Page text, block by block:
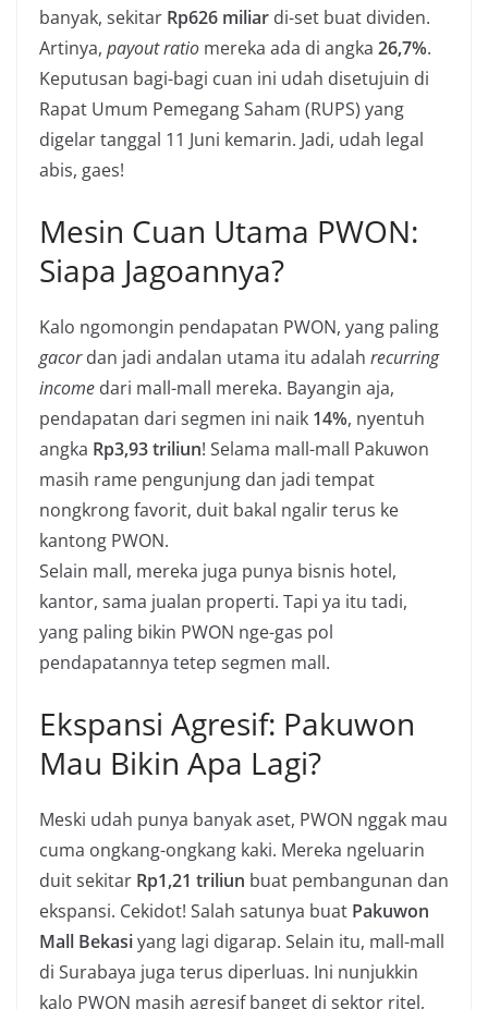
banyak, sekitar Rp626 miliar di-set buat dividen.
Artinya, payout ratio mereka ada di angka 26,7%.
Keputusan bagi-bagi cuan ini udah disetujuin di
Rapat Umum Pemegang Saham (RUPS) yang
digelar tanggal 11 Juni kemarin. Jadi, udah legal
abis, gaes!
Mesin Cuan Utama PWON:
Siapa Jagoannya?
Kalo ngomongin pendapatan PWON, yang paling
gacordan jadi andalan utama itu adalah recurring
income dari mall-mall mereka. Bayangin aja,
pendapatan dari segmen ini naik 14%, nyentuh
angka Rp3,93 triliun! Selama mall-mall Pakuwon
masih rame pengunjung dan jadi tempat
nongkrong favorit, duit bakal ngalir terus ke
kantong PWON.
Selain mall, mereka juga punya bisnis hotel,
kantor, sama jualan properti. Tapi ya itu tadi,
yang paling bikin PWON nge-gas pol
pendapatannya tetep segmen mall.
Ekspansi Agresif: Pakuwon
Mau Bikin Apa Lagi?
Meski udah punya banyak aset, PWON nggak mau
cuma ongkang-ongkang kaki. Mereka ngeluarin
duit sekitar Rp1,21 triliun buat pembangunan dan
ekspansi. Cekidot! Salah satunya buat Pakuwon
Mall Bekasiyang lagi digarap. Selain itu, mall-mall
di Surabaya juga terus diperluas. Ini nunjukkin
kalo PWON masih agresif banget di sektor ritel,